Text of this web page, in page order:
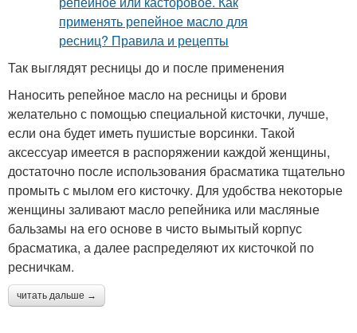
Так выглядят ресницы до и после применения
Наносить репейное масло на ресницы и брови
желательно с помощью специальной кисточки, лучше,
если она будет иметь пушистые ворсинки. Такой
аксессуар имеется в распоряжении каждой женщины,
достаточно после использования брасматика тщательно
промыть с мылом его кисточку. Для удобства некоторые
женщины заливают масло репейника или масляные
бальзамы на его основе в чисто вымытый корпус
брасматика, а далее распределяют их кисточкой по
ресничкам.
читать дальше →